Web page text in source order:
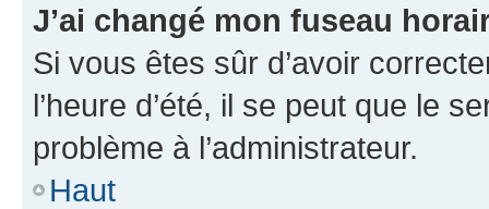
J’ai changé mon fuseau
Si vous êtes sûr d’avoir
l’heure d’été, il se peut que le
problème à l’administrateur.
Haut